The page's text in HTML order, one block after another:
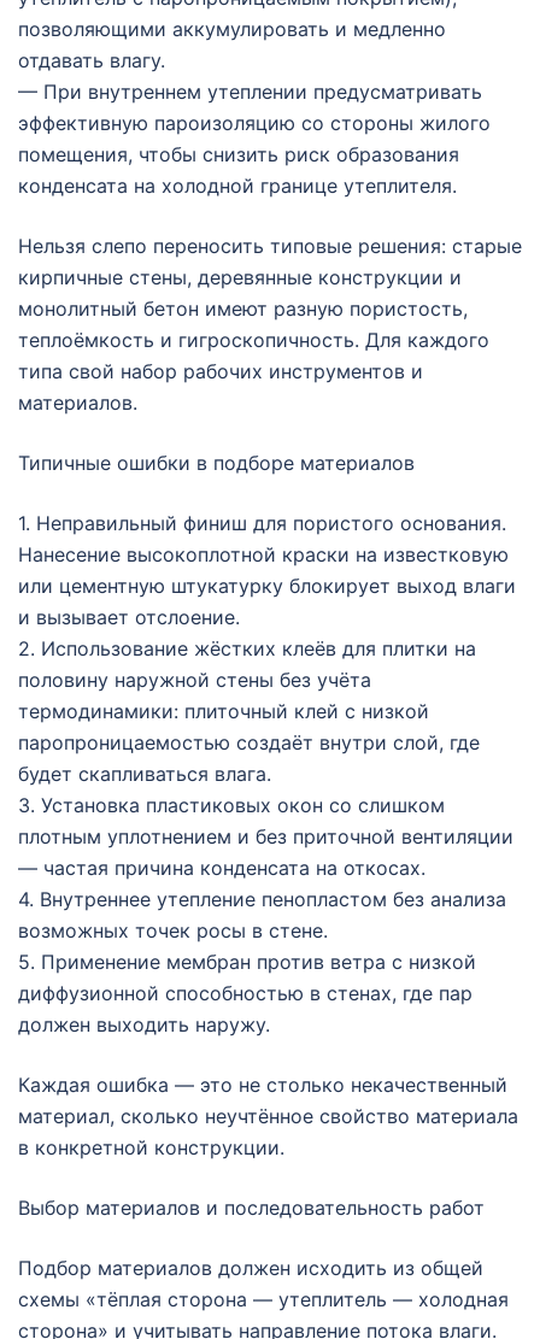
позволяющими аккумулировать и медленно
отдавать влагу.
— При внутреннем утеплении предусматривать
эффективную пароизоляцию со стороны жилого
помещения, чтобы снизить риск образования
конденсата на холодной границе утеплителя.
Нельзя слепо переносить типовые решения: старые
кирпичные стены, деревянные конструкции и
монолитный бетон имеют разную пористость,
теплоёмкость и гигроскопичность. Для каждого
типа свой набор рабочих инструментов и
материалов.
Типичные ошибки в подборе материалов
1. Неправильный финиш для пористого основания.
Нанесение высокоплотной краски на известковую
или цементную штукатурку блокирует выход влаги
и вызывает отслоение.
2. Использование жёстких клеёв для плитки на
половину наружной стены без учёта
термодинамики: плиточный клей с низкой
паропроницаемостью создаёт внутри слой, где
будет скапливаться влага.
3. Установка пластиковых окон со слишком
плотным уплотнением и без приточной вентиляции
— частая причина конденсата на откосах.
4. Внутреннее утепление пенопластом без анализа
возможных точек росы в стене.
5. Применение мембран против ветра с низкой
диффузионной способностью в стенах, где пар
должен выходить наружу.
Каждая ошибка — это не столько некачественный
материал, сколько неучтённое свойство материала
в конкретной конструкции.
Выбор материалов и последовательность работ
Подбор материалов должен исходить из общей
схемы «тёплая сторона — утеплитель — холодная
сторона» и учитывать направление потока влаги.